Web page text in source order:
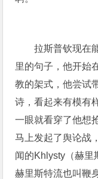
拉斯普钦现在
里的句子，他开始
教的架式，他尝试
诗，看起来有模有
一眼就看穿了他想
马上发起了舆论战
闻的Khlysty（赫里
赫里斯特流也叫鞭